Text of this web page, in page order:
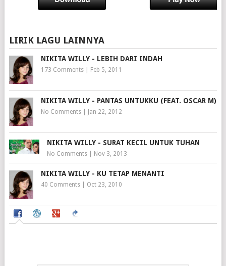
LIRIK LAGU LAINNYA
NIKITA WILLY - LEBIH DARI INDAH
173 Comments| Feb 5, 2011
NIKITA WILLY - PANTAS UNTUKKU (FEAT. OSCAR M)
No Comments| Jan 22, 2012
NIKITA WILLY - SURAT KECIL UNTUK TUHAN
No Comments| Nov 3, 2013
NIKITA WILLY - KU TETAP MENANTI
40 Comments| Oct 23, 2010